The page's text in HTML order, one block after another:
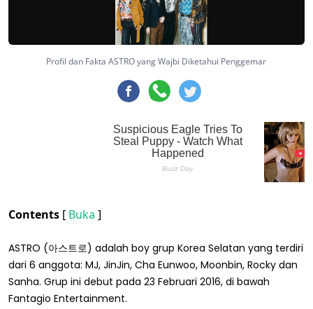
Profil dan Fakta ASTRO yang Wajbi Diketahui Penggemar
Contents [ Buka ]
ASTRO (아스트로) adalah boy grup Korea Selatan yang terdiri
dari 6 anggota: MJ, JinJin, Cha Eunwoo, Moonbin, Rocky dan
Sanha. Grup ini debut pada 23 Februari 2016, di bawah
Fantagio Entertainment.